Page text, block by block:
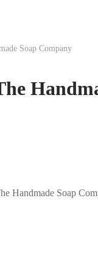
Soap Company
Handmade Soap